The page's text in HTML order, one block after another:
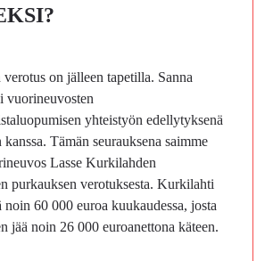
on jälleen tapetilla. Sanna
vuorineuvosten
yhteistyön edellytyksenä
Tämän seurauksena saimme
Lasse Kurkilahden
purkauksen verotuksesta. Kurkilahti
noin 60 000 euroa kuukaudessa, josta
jää noin 26 000 euroanettona käteen.